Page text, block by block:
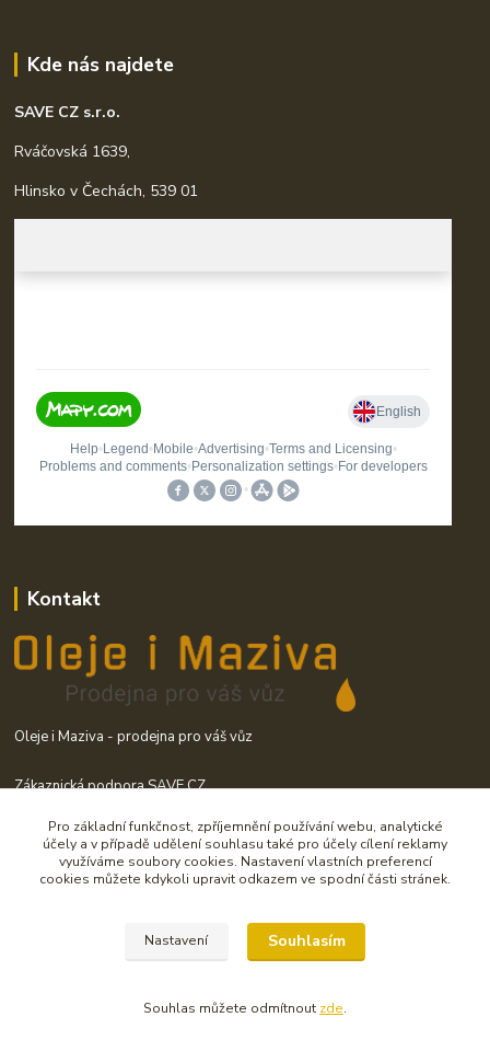
Kde nás najdete
SAVE CZ s.r.o.
Rváčovská 1639,
Hlinsko v Čechách, 539 01
Kontakt
Oleje i Maziva - prodejna pro váš vůz
Zákaznická podpora SAVE CZ
(Po-Pá 7:00-11:00 a 11:30-15:30)
info@olejeimaziva.cz
Pro základní funkčnost, zpříjemnění používání webu, analytické
účely a v případě udělení souhlasu také pro účely cílení reklamy
využíváme soubory cookies. Nastavení vlastních preferencí
cookies můžete kdykoli upravit odkazem ve spodní části stránek.
Nastavení Souhlasím
Souhlas můžete odmítnout zde.